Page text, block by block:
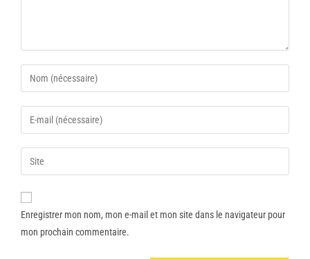
Enregistrer mon nom, mon e-mail et mon site dans le navigateur pour
mon prochain commentaire.